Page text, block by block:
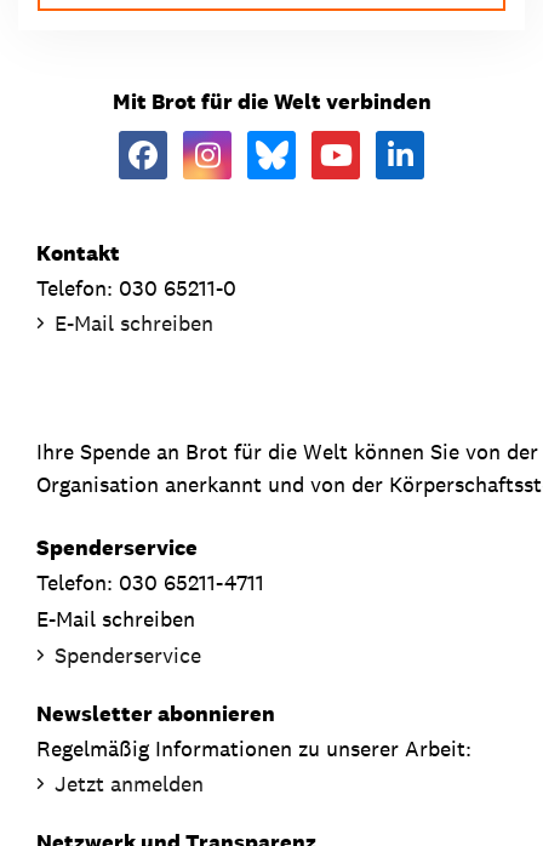
Mit Brot für die Welt verbinden
Kontakt
Telefon: 030 65211-0
E-Mail schreiben
Ihre Spende an Brot für die Welt können Sie von
Organisation anerkannt und von der
Spenderservice
Telefon: 030 65211-4711
E-Mail schreiben
Spenderservice
Newsletter abonnieren
Regelmäßig Informationen zu unserer Arbeit:
Jetzt anmelden